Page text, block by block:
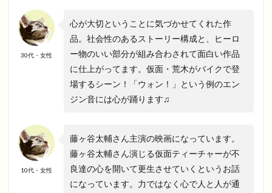
30代・女性
心が大切ということに気づかせてくれた作
品。社会性のあるストーリー構成と、ヒーロ
ー物のいい部分が組み合わされて面白い作品
に仕上がってます。仮面・荒木がバイクで登
場するシーン！「ウォン！」という例のエン
ジン音には心が踊ります♫
10代・女性
藤ヶ谷太輔さん主演の映画になっています。
藤ヶ谷太輔さん演じる仮面ティーチャーが不
良達の心を開いて更生させていくというお話
になっています。力ではなく心で人と人が通